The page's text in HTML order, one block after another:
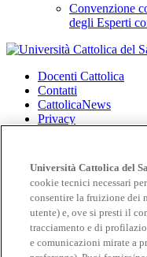
Convenzione
degli Esperti
Docenti Cattolica
Contatti
CattolicaNews
Privacy
CloudMail iCatt
Wifi e Eduroam
Seguici su:
Facebook
Università Cattolica del
cookie tecnici necessari
consentire la fruizione dei
utente) e, ove si presti il
tracciamento e di
e comunicazioni mirate a